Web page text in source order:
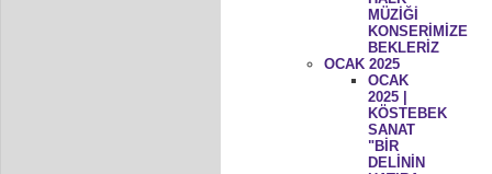
MÜZİĞİ
KONSERİMİZE
BEKLERİZ
OCAK 2025
OCAK
2025 |
KÖSTEBEK
SANAT
"BİR
DELİNİN